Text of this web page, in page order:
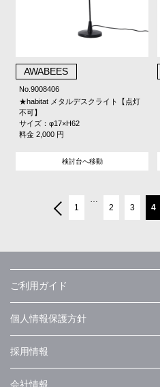
AWABEES
No.9008406
★habitat メタルデスクライト【点灯
不可】
サイズ：φ17×H62
料金 2,000 円
検討台へ移動
1
…
2
3 4
ご利用ガイド
個人情報保護方針
採用情報
会社情報